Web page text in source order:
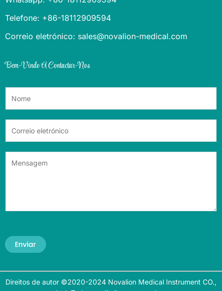
Telefone: +86-18112909594
Correio eletrónico: sales@novalion-medical.com
Bem-Vindo A Contactar-Nos
Enviar
Direitos de autor ©2020-2024 Novalion Medical Instrument CO.,